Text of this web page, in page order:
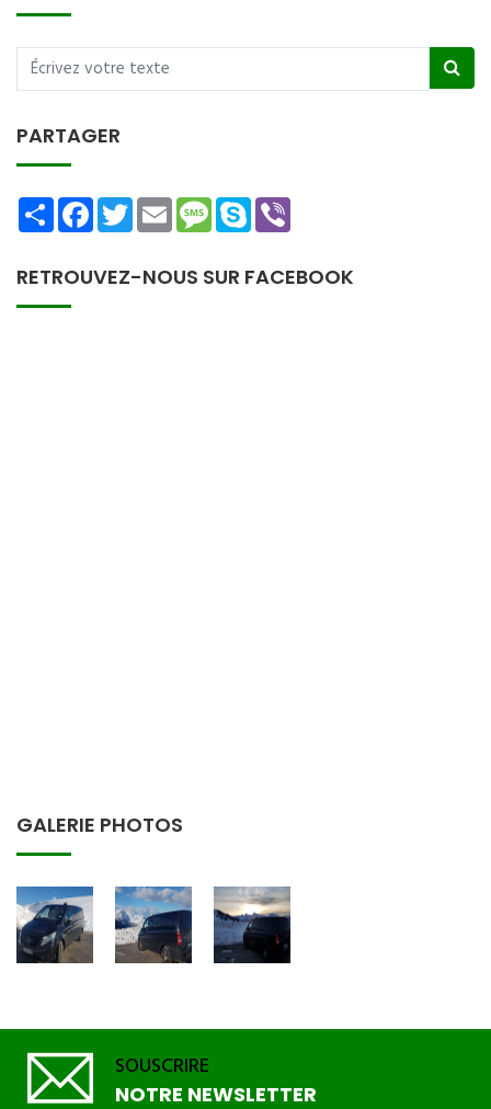
PARTAGER
ShareFacebookTwitterEmailMessage
Skype
RETROUVEZ-NOUS SUR FACEBOOK
GALERIE PHOTOS
SOUSCRIRE
NOTRE NEWSLETTER